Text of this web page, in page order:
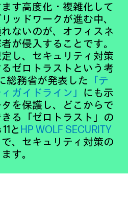
す高度化・複雑化して
ッドワークが進む中、
ないのが、オフィスネ
が侵入することです。
し、セキュリティ対策
ゼロトラストという考
総務省が発表した 「テ
ガイドライン」 にも示
を保護し、どこからで
る「ゼロトラスト」の
と HP WOLF SECURITY
、セキュリティ対策の
す。